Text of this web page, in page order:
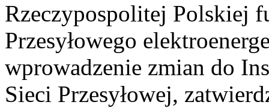
Rzeczypospolitej Polskiej
Przesyłowego
wprowadzenie zmian do
Sieci Przesyłowej,